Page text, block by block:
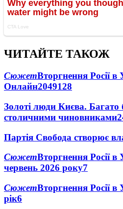
ЧИТАЙТЕ ТАКОЖ
СюжетВторгнення Росії в
Онлайн2049128
Золоті люди Києва. Багато
столичними чиновниками
Партія Свобода створює
СюжетВторгнення Росії в
червень 2026 року7
СюжетВторгнення Росії в
рік6